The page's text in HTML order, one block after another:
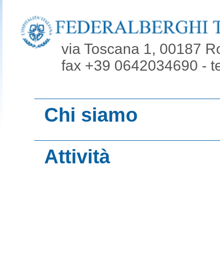
via Toscana 1, 00187
fax +39 0642034690 -
Chi siamo
Organi
Consiglio
Attività